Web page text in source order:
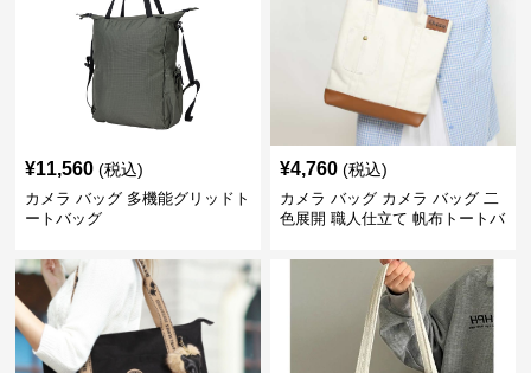
¥11,560 (税込)
カメラ バッグ 多機能グリッドト
ートバッグ
¥4,760 (税込)
カメラ バッグ カメラ バッグ 二
色展開 職人仕立て 帆布トートバ